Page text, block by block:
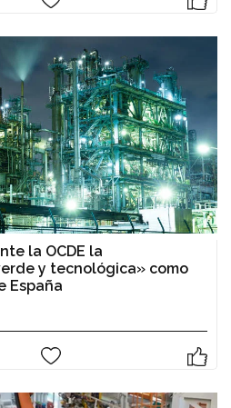
la OCDE la
y tecnológica» como
España